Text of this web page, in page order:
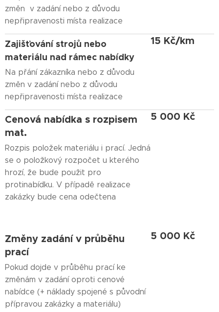
změn v zadání nebo z důvodu
nepřipravenosti místa realizace
Zajišťování strojů nebo
materiálu nad rámec nabídky
Na přání zákazníka nebo z důvodu
změn v zadání nebo z důvodu
nepřipravenosti místa realizace
15 Kč/km
Cenová nabídka s rozpisem
mat.
Rozpis položek materiálu i prací. Jedná
se o položkový rozpočet u kterého
hrozí, že bude použit pro
protinabídku. V případě realizace
zakázky bude cena odečtena
5 000 Kč
Změny zadání v průběhu
prací
Pokud dojde v průběhu prací ke
změnám v zadání oproti cenové
nabídce (+ náklady spojené s původní
přípravou zakázky a materiálu)
5 000 Kč